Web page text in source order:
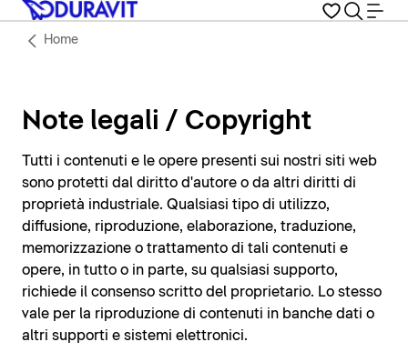
Home
Note legali / Copyright
Tutti i contenuti e le opere presenti sui nostri siti web
sono protetti dal diritto d'autore o da altri diritti di
proprietà industriale. Qualsiasi tipo di utilizzo,
diffusione, riproduzione, elaborazione, traduzione,
memorizzazione o trattamento di tali contenuti e
opere, in tutto o in parte, su qualsiasi supporto,
richiede il consenso scritto del proprietario. Lo stesso
vale per la riproduzione di contenuti in banche dati o
altri supporti e sistemi elettronici.